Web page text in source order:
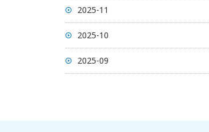
2025-11
2025-10
2025-09